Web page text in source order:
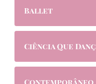
Ballet
Ciência Que
Contemporâneo